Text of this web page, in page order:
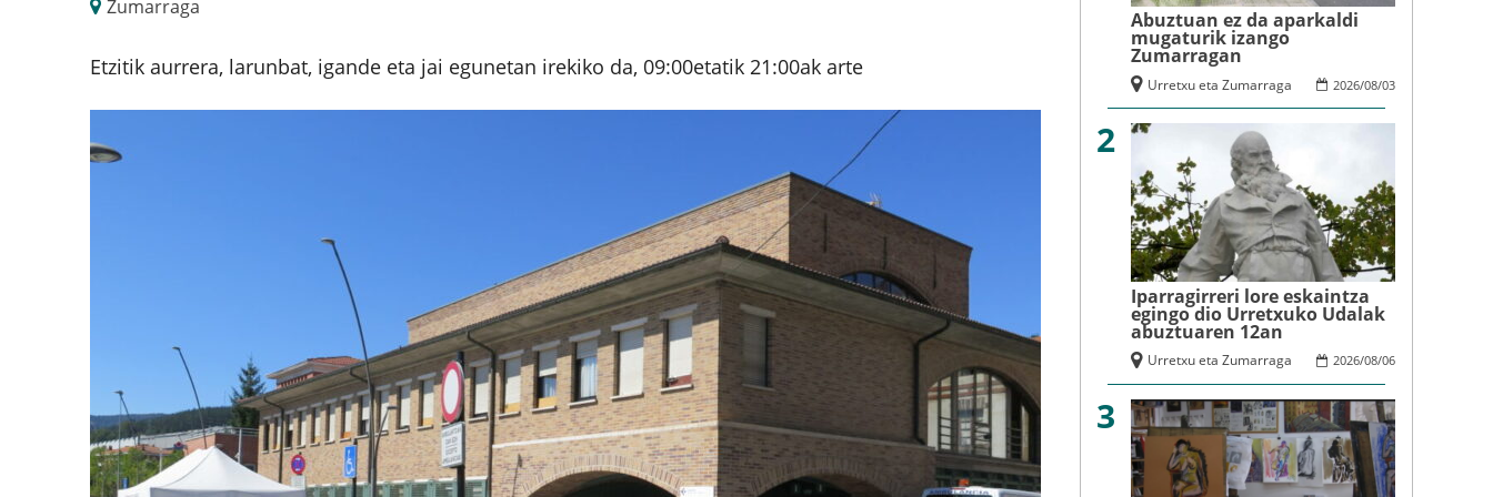
Zumarraga
Etzitik aurrera, larunbat, igande eta jai egunetan irekiko da, 09:00etatik 21:00ak arte
Abuztuan ez da aparkaldi
mugaturik izango
Zumarragan
2026/08/03
Urretxu eta Zumarraga
2
Iparragirreri lore eskaintza
egingo dio Urretxuko Udalak
abuztuaren 12an
2026/08/06
Urretxu eta Zumarraga
3